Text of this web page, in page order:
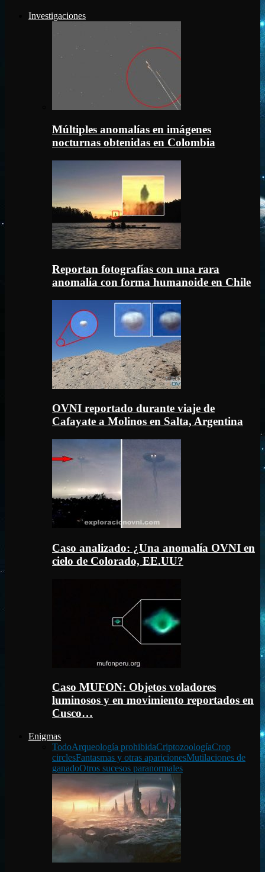
Investigaciones
Múltiples anomalías en imágenes
nocturnas obtenidas en Colombia
Reportan fotografías con una rara
anomalía con forma humanoide en Chile
OVNI reportado durante viaje de
Cafayate a Molinos en Salta, Argentina
Caso analizado: ¿Una anomalía OVNI en
cielo de Colorado, EE.UU?
Caso MUFON: Objetos voladores
luminosos y en movimiento reportados en
Cusco…
Enigmas
TodoArqueología prohibidaCriptozoologíaCrop
circlesFantasmas y otras aparicionesMutilaciones de
ganadoOtros sucesos paranormales